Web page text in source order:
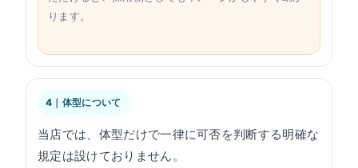
ります。
4｜体型について
当店では、体型だけで一律に可否を判断する明確な
規定は設けておりません。